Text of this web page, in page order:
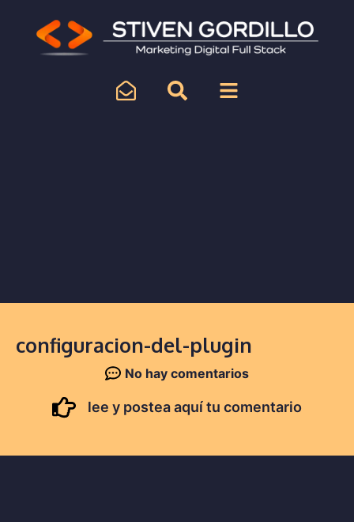
configuracion-del-plugin
No hay comentarios
lee y postea aquí tu comentario